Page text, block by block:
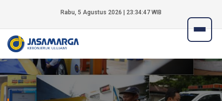
Rabu, 5 Agustus 2026 | 23:34:48 WIB